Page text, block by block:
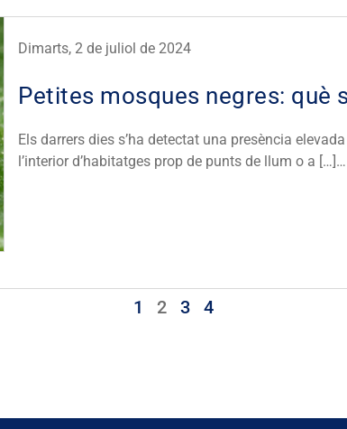
Dimarts, 2 de juliol de 2024
Petites mosques negres: què
Els darrers dies s’ha detectat una presència
l’interior d’habitatges prop de punts de llum o a […]…
1 2 3 4